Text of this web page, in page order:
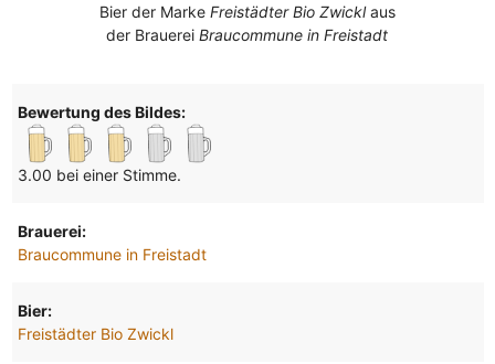
Bier der Marke Freistädter Bio Zwicklaus
der BrauereiBraucommune in Freistadt
Bewertung des Bildes:
3.00 bei einer Stimme.
Brauerei:
Braucommune in Freistadt
Bier:
Freistädter Bio Zwickl